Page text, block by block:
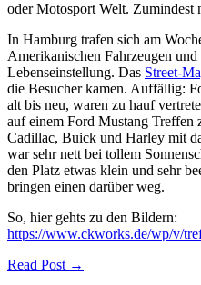
oder Motosport Welt. Zumindest
In Hamburg trafen sich am
Amerikanischen Fahrzeugen
Lebenseinstellung. Das Street-
die Besucher kamen. Auffällig:
alt bis neu, waren zu hauf
auf einem Ford Mustang Treffen
Cadillac, Buick und Harley mit
war sehr nett bei tollem
den Platz etwas klein und sehr
bringen einen darüber weg.
So, hier gehts zu den Bildern:
https://www.ckworks.de/wp/v/
Read Post →